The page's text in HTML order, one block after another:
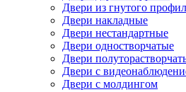
Двери из гнутого
Двери накладные
Двери нестандартные
Двери одностворчатые
Двери
Двери с
Двери с молдингом